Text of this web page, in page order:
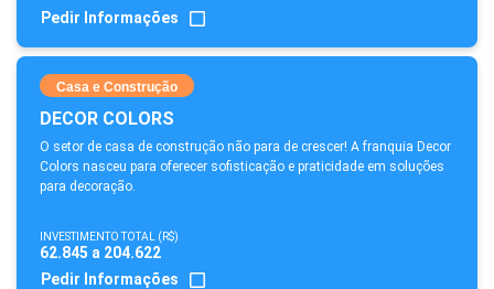
Pedir Informações
Casa e Construção
DECOR COLORS
O setor de casa de construção não para de crescer! A franquia Decor
Colors nasceu para oferecer sofisticação e praticidade em soluções
para decoração.
INVESTIMENTO TOTAL (R$)
62.845 a 204.622
Pedir Informações